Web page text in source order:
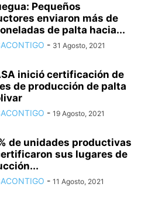
Pequeños
enviaron más de
de palta hacia...
- 31 Agosto, 2021
inició certificación de
de producción de palta
- 19 Agosto, 2021
de unidades productivas
sus lugares de
- 11 Agosto, 2021